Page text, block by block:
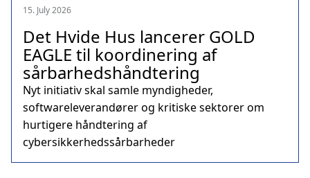
15. July 2026
Det Hvide Hus lancerer GOLD
EAGLE til koordinering af
sårbarhedshåndtering
Nyt initiativ skal samle myndigheder,
softwareleverandører og kritiske sektorer om
hurtigere håndtering af
cybersikkerhedssårbarheder